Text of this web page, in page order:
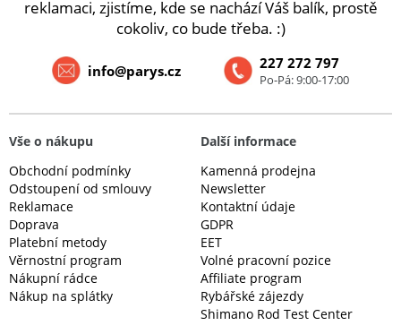
reklamaci, zjistíme, kde se nachází Váš balík, prostě
cokoliv, co bude třeba. :)
227 272 797
Po-Pá: 9:00-17:00
info@parys.cz
Vše o nákupu
Obchodní podmínky
Odstoupení od smlouvy
Reklamace
Doprava
Platební metody
Věrnostní program
Nákupní rádce
Nákup na splátky
Další informace
Kamenná prodejna
Newsletter
Kontaktní údaje
GDPR
EET
Volné pracovní pozice
Affiliate program
Rybářské zájezdy
Shimano Rod Test Center